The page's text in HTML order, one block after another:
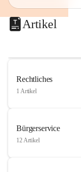
Artikel
Rechtliches
1 Artikel
Bürgerservice
12 Artikel